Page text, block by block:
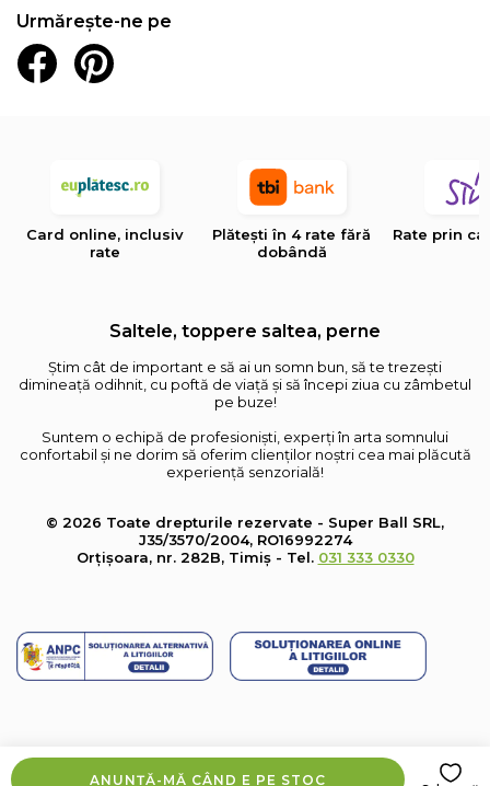
ANUNȚĂ-MĂ CÂND E PE STOC
Urmărește-ne pe
Card online, inclusiv
rate
Plătești în 4 rate fără
dobândă
Rate prin
Saltele, toppere saltea, perne
Știm cât de important e să ai un somn bun, să te trezești
dimineață odihnit, cu poftă de viață și să începi ziua cu zâmbetul
pe buze!
Suntem o echipă de profesioniști, experți în arta somnului
confortabil și ne dorim să oferim clienților noștri cea mai plăcută
experiență senzorială!
© 2026 Toate drepturile rezervate - Super Ball SRL,
J35/3570/2004, RO16992274
Orțișoara, nr. 282B, Timiș - Tel. 031 333 0330